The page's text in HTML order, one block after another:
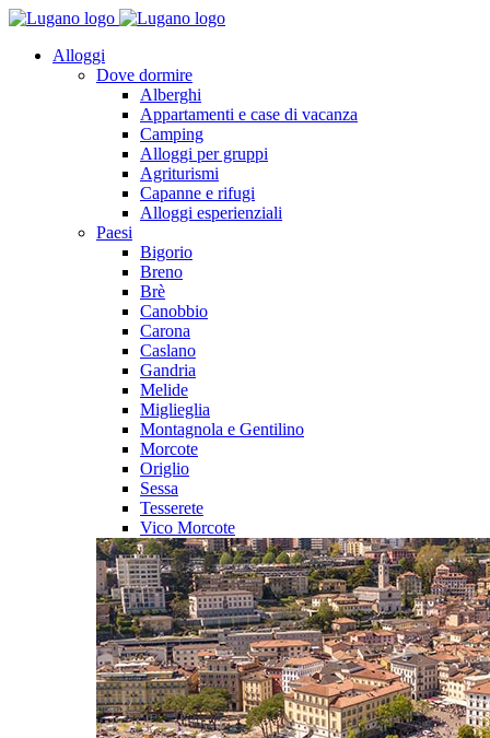
Alloggi
Dove dormire
Alberghi
Appartamenti e case di vacanza
Camping
Alloggi per gruppi
Agriturismi
Capanne e rifugi
Alloggi esperienziali
Paesi
Bigorio
Breno
Brè
Canobbio
Carona
Caslano
Gandria
Melide
Miglieglia
Montagnola e Gentilino
Morcote
Origlio
Sessa
Tesserete
Vico Morcote